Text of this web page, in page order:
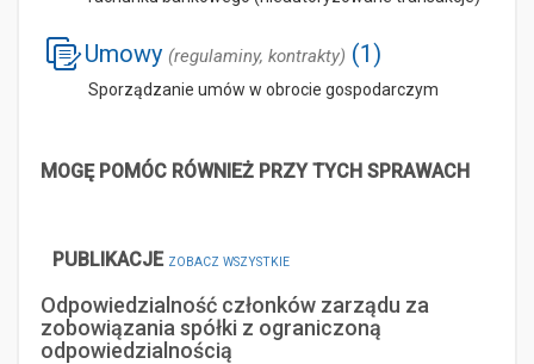
Umowy (regulaminy, kontrakty) (1)
Sporządzanie umów w obrocie gospodarczym
MOGĘ POMÓC RÓWNIEŻ PRZY TYCH SPRAWACH
PUBLIKACJE ZOBACZ WSZYSTKIE
Odpowiedzialność członków zarządu za
zobowiązania spółki z ograniczoną
odpowiedzialnością